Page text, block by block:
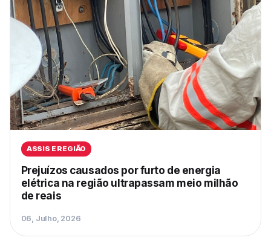
ASSIS E REGIÃO
Prejuízos causados por furto de energia
elétrica na região ultrapassam meio milhão
de reais
06, Julho, 2026